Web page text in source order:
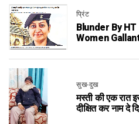
प्रिंट
Blunder By
Women
सुख-दुख
मस्ती की एक रात
दीक्षित कर नाम दे